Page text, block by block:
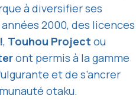
à diversifier ses
2000, des licences
, Touhou Project ou
ont permis à la gamme
et de s’ancrer
otaku.